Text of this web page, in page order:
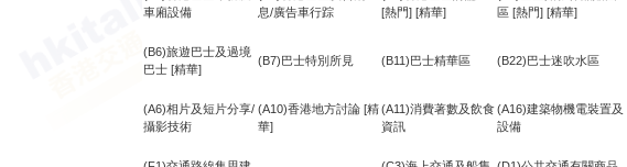
車廂設備
息/廣告車行踪
[熱門] [精華]
區 [熱門] [精華]
(B6)旅遊巴士及過境
巴士 [精華]
(B7)巴士特別所見 (B11)巴士精華區 (B22)巴士迷吹水區
(A6)相片及短片分享/
攝影技術
(A10)香港地方討論 [精
華]
(A11)消費著數及飲食
資訊
(A16)建築物機電裝置及
設備